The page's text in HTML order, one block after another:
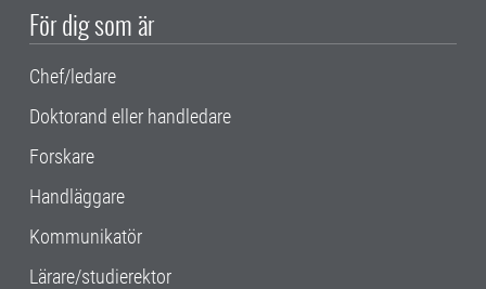
För dig som är
Chef/ledare
Doktorand eller handledare
Forskare
Handläggare
Kommunikatör
Lärare/studierektor